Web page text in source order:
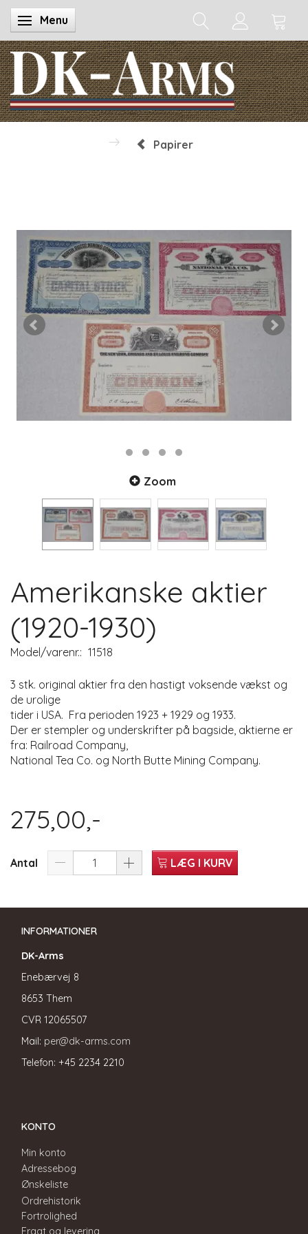
Skifte navigation
Menu
Papirer
Zoom
Amerikanske aktier
(1920-1930)
Model/varenr.: 11518
3 stk. original aktier fra den hastigt voksende vækst og
de urolige
tider i USA. Fra perioden 1923 + 1929 og 1933.
Der er stempler og underskrifter på bagside, aktierne er
fra: Railroad Company,
National Tea Co. og North Butte Mining Company.
275,00,-
Antal LÆG I KURV
INFORMATIONER
DK-Arms
Enebærvej 8
8653 Them
CVR 12065507
Mail: per@dk-arms.com
Telefon: +45 2234 2210
KONTO
Min konto
Adressebog
Ønskeliste
Ordrehistorik
Fortrolighed
Fragt og levering